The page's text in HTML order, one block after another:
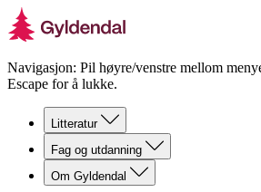
Navigasjon: Pil høyre/venstre mellom
Escape for å lukke.
Litteratur
Fag og utdanning
Om Gyldendal